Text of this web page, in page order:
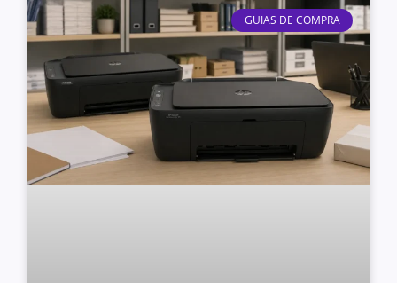
GUIAS DE COMPRA